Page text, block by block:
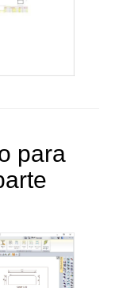
para